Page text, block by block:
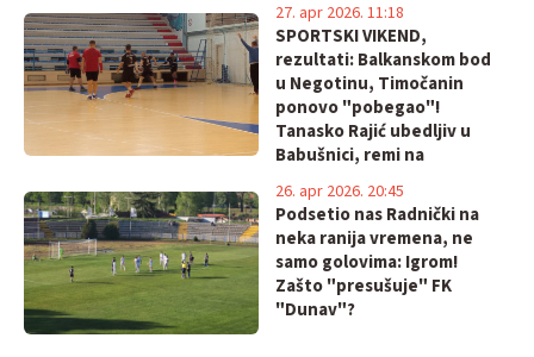
SPORTSKI VIKEND,
rezultati: Balkanskom bod
u Negotinu, Timočanin
ponovo "pobegao"!
Tanasko Rajić ubedljiv u
Babušnici, remi na
sutra, rukometaši
poraženi
27. apr 2026. 11:18
Podsetio nas Radnički na
neka ranija vremena, ne
samo golovima: Igrom!
Zašto "presušuje" FK
"Dunav"?
26. apr 2026. 20:45